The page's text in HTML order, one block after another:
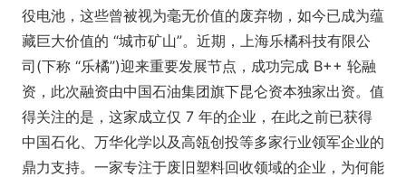
役电池，这些曾被视为毫无价值的废弃物，如今已成为蕴
藏巨大价值的 “城市矿山”。近期，上海乐橘科技有限公
司(下称 “乐橘”)迎来重要发展节点，成功完成 B++ 轮融
资，此次融资由中国石油集团旗下昆仑资本独家出资。值
得关注的是，这家成立仅 7 年的企业，在此之前已获得
中国石化、万华化学以及高瓴创投等多家行业领军企业的
鼎力支持。一家专注于废旧塑料回收领域的企业，为何能